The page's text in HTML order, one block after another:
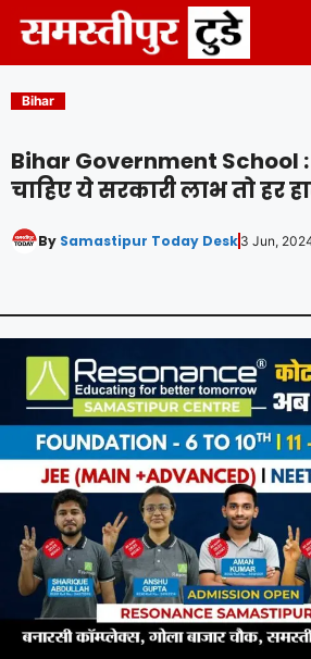
content
Bihar
Bihar Government School :
चाहिए ये सरकारी लाभ तो हर
By Samastipur Today Desk 3 Jun,